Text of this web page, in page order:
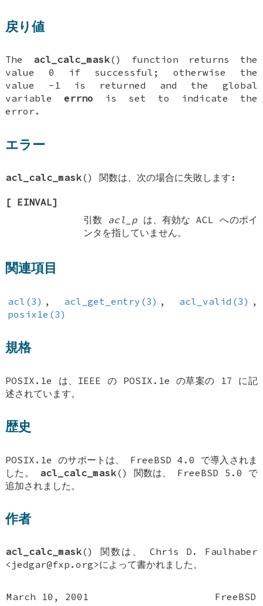
戻り値
The acl_calc_mask() function returns the
value 0 if successful; otherwise the
value -1 is returned and the global
variableerrno is set to indicate the
error.
エラー
acl_calc_mask() 関数は、次の場合に失敗します:
[ EINVAL]
引数 acl_pは、有効な ACL へのポイ
ンタを指していません。
関連項目
acl(3) , acl_get_entry(3) , acl_valid(3) ,
posix1e(3)
規格
POSIX.1e は、IEEE の POSIX.1e の草案の 17 に記
述されています。
歴史
POSIX.1e のサポートは、 FreeBSD 4.0
で導入されま
した。 acl_calc_mask() 関数は、 FreeBSD 5.0 で
追加されました。
作者
acl_calc_mask() 関数は、 Chris D. Faulhaber
<jedgar@fxp.org>によって書かれました。
March 10, 2001 FreeBSD